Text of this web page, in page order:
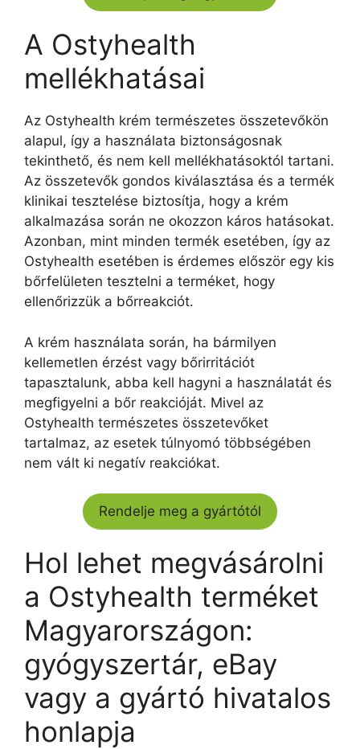
A Ostyhealth
mellékhatásai
Az Ostyhealth krém természetes összetevőkön
alapul, így a használata biztonságosnak
tekinthető, és nem kell mellékhatásoktól tartani.
Az összetevők gondos kiválasztása és a termék
klinikai tesztelése biztosítja, hogy a krém
alkalmazása során ne okozzon káros hatásokat.
Azonban, mint minden termék esetében, így az
Ostyhealth esetében is érdemes először egy kis
bőrfelületen tesztelni a terméket, hogy
ellenőrizzük a bőrreakciót.
A krém használata során, ha bármilyen
kellemetlen érzést vagy bőrirritációt
tapasztalunk, abba kell hagyni a használatát és
megfigyelni a bőr reakcióját. Mivel az
Ostyhealth természetes összetevőket
tartalmaz, az esetek túlnyomó többségében
nem vált ki negatív reakciókat.
Rendelje meg a gyártótól
Hol lehet megvásárolni
a Ostyhealth terméket
Magyarországon:
gyógyszertár, eBay
vagy a gyártó hivatalos
honlapja